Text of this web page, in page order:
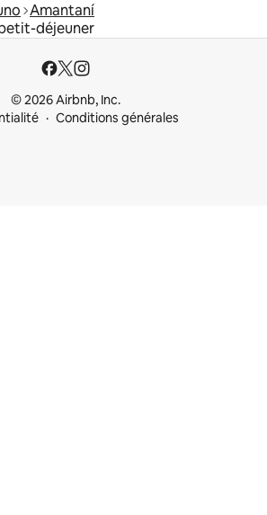
Amantaní
déjeuner
© 2026 Airbnb, Inc.
Conditions générales